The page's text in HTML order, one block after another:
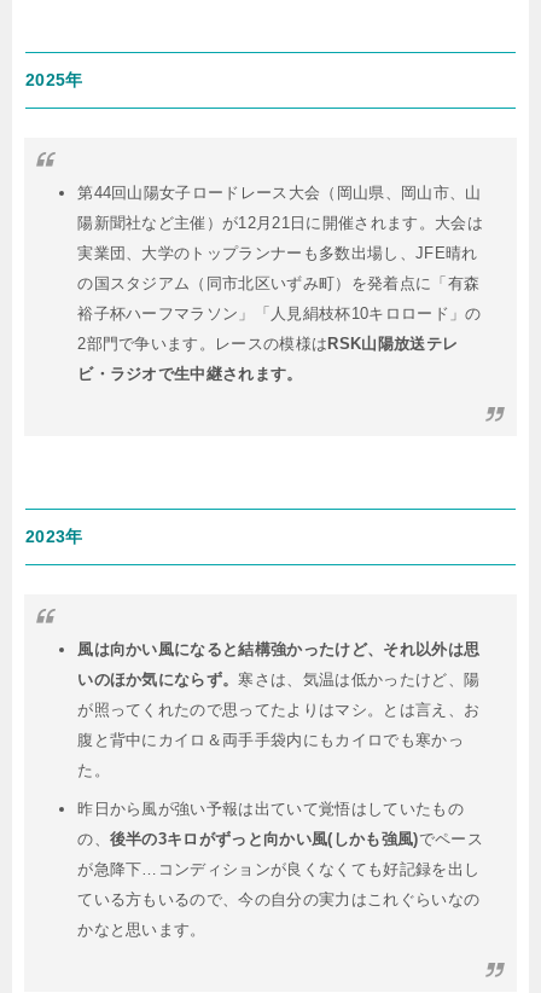
2025年
第44回山陽女子ロードレース大会（岡山県、岡山市、山
陽新聞社など主催）が12月21日に開催されます。 大会は
実業団、大学のトップランナーも多数出場し、JFE晴れ
の国スタジアム（同市北区いずみ町）を発着点に「有森
裕子杯ハーフマラソン」「人見絹枝杯10キロロード」の
2部門で争います。
レースの模様は RSK山陽放送テレ
ビ・ラジオで生中継されます。
2023年
風は向かい風になると結構強かったけど、それ以外は思
いのほか気にならず。寒さは、気温は低かったけど、陽
が照ってくれたので思ってたよりはマシ。とは言え、お
腹と背中にカイロ＆両手手袋内にもカイロでも寒かっ
た。
昨日から風が強い予報は出ていて覚悟はしていたもの
の、 後半の3キロがずっと向かい風(しかも強風)でペース
が急降下…コンディションが良くなくても好記録を出し
ている方もいるので、今の自分の実力はこれぐらいなの
かなと思います。